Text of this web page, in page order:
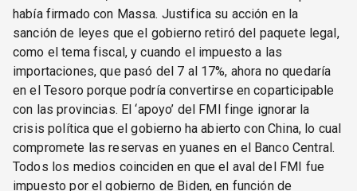
había firmado con Massa. Justifica su acción en la
sanción de leyes que el gobierno retiró del paquete legal,
como el tema fiscal, y cuando el impuesto a las
importaciones, que pasó del 7 al 17%, ahora no quedaría
en el Tesoro porque podría convertirse en coparticipable
con las provincias. El ‘apoyo’ del FMI finge ignorar la
crisis política que el gobierno ha abierto con China, lo cual
compromete las reservas en yuanes en el Banco Central.
Todos los medios coinciden en que el aval del FMI fue
impuesto por el gobierno de Biden, en función de